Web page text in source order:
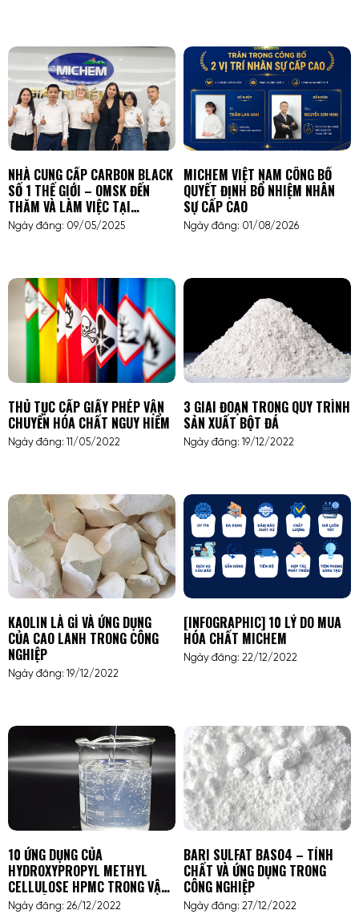
NHÀ CUNG CẤP CARBON BLACK
SỐ 1 THẾ GIỚI – OMSK ĐẾN
THĂM VÀ LÀM VIỆC TẠI
MICHEM VIỆT NAM
Ngày đăng: 09/05/2025
MICHEM VIỆT NAM CÔNG BỐ
QUYẾT ĐỊNH BỔ NHIỆM NHÂN
SỰ CẤP CAO
Ngày đăng: 01/08/2026
THỦ TỤC CẤP GIẤY PHÉP VẬN
CHUYỂN HÓA CHẤT NGUY HIỂM
Ngày đăng: 11/05/2022
3 GIAI ĐOẠN TRONG QUY TRÌNH
SẢN XUẤT BỘT ĐÁ
Ngày đăng: 19/12/2022
KAOLIN LÀ GÌ VÀ ỨNG DỤNG
CỦA CAO LANH TRONG CÔNG
NGHIỆP
Ngày đăng: 19/12/2022
[INFOGRAPHIC] 10 LÝ DO MUA
HÓA CHẤT MICHEM
Ngày đăng: 22/12/2022
10 ỨNG DỤNG CỦA
HYDROXYPROPYL METHYL
CELLULOSE HPMC TRONG VẬT
LIỆU XÂY DỰNG
Ngày đăng: 26/12/2022
BARI SULFAT BASO4 – TÍNH
CHẤT VÀ ỨNG DỤNG TRONG
CÔNG NGHIỆP
Ngày đăng: 27/12/2022